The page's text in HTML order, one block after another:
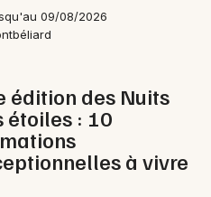
09/08/2026
édition des Nuits
étoiles : 10
à vivre